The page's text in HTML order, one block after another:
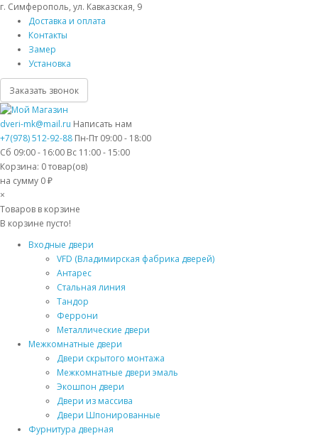
г. Симферополь, ул. Кавказская, 9
Доставка и оплата
Контакты
Замер
Установка
Заказать звонок
dveri-mk@mail.ru Написать нам
+7(978) 512-92-88 Пн-Пт 09:00 - 18:00
Сб 09:00 - 16:00 Вс 11:00 - 15:00
Корзина: 0товар(ов)
на сумму 0 ₽
×
Товаров в корзине
В корзине пусто!
Входные двери
VFD (Владимирская фабрика дверей)
Антарес
Стальная линия
Тандор
Феррони
Металлические двери
Межкомнатные двери
Двери скрытого монтажа
Межкомнатные двери эмаль
Экошпон двери
Двери из массива
Двери Шпонированные
Фурнитура дверная